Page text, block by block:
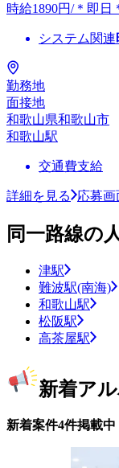
時給1890円/＊即日
システム関連
勤務地
面接地
和歌山県和歌山市
和歌山駅
交通費支給
詳細を見る 応募画
同一路線の
津駅
難波駅(南海)
和歌山駅
松阪駅
高茶屋駅
新着ア
新着案件4件掲載中